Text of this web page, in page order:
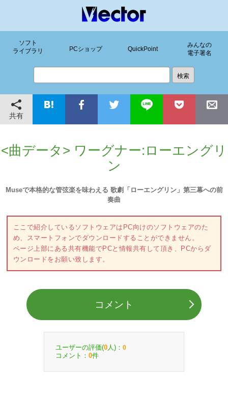
ソフト
ライブラリ
PCショップ QuickPoint
みんなの
電子署名
共有
<曲データ> ワーグナー:ローエングリ
ン
Museで本格的な管弦楽を味わえる 歌劇「ローエングリン」第三幕への前
奏曲
ここで紹介しているソフトウェアはPC向けのソフトウェアのた
め、スマートフォンでダウンロードすることができません。
ページ上部にある共有機能でPCと情報共有して頂き、PCからダ
ウンロードをお願い致します。
コメント
ユーザーの評価(0 人)： 0
コメント： 0件